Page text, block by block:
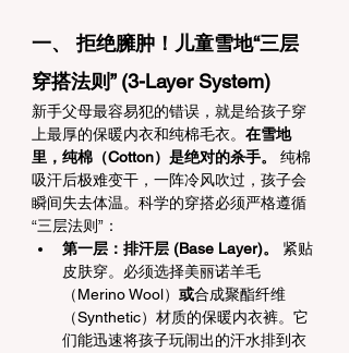
一、 拒绝臃肿！儿童雪地“三层
穿搭法则” (3-Layer System)
新手父母最容易犯的错误，就是给孩子穿
上最厚的保暖内衣和纯棉毛衣。 在雪地
里，纯棉（Cotton）是绝对的杀手。
纯棉
吸汗后极难变干，一阵冷风吹过，孩子会
瞬间失去体温。科学的穿搭必须严格遵循
“三层法则”：
第一层：排汗层 (Base Layer)。
紧贴
皮肤穿。必须选择美丽诺羊毛
（Merino Wool） 或合成聚酯纤维
（Synthetic）材质的保暖内衣裤。它
们能迅速将孩子玩闹出的汗水排到衣